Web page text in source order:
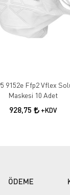
9152e Ffp2 Vflex
Maskesi 10 Adet
928,75 +KDV
ÖDEME